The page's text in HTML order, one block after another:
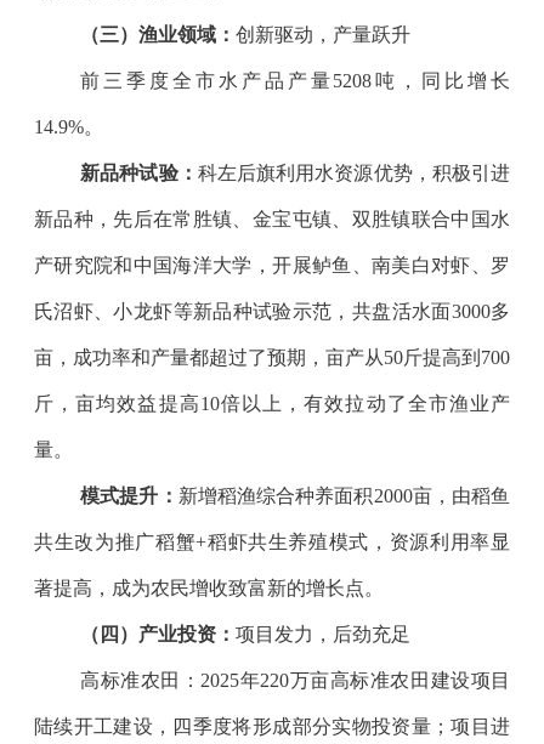
（三）渔业领域：创新驱动，产量跃升
前三季度全市水产品产量5208 吨，同比增长
14.9%。
新品种试验： 科左后旗利用水资源优势，积极引进
新品种，先后在常胜镇、金宝屯镇、双胜镇联合中国水
产研究院和中国海洋大学，开展鲈鱼、南美白对虾、罗
氏沼虾、小龙虾等新品种试验示范，共盘活水面3000多
亩，成功率和产量都超过了预期，亩产从50斤提高到 700
斤，亩均效益提高10倍以上，有效拉动了全市渔业产
量。
模式提升： 新增稻渔综合种养面积2000亩，由稻鱼
共生改为推广稻蟹+稻虾共生养殖模式，资源利用率显
著提高，成为农民增收致富新的增长点。
（四）产业投资：项目发力，后劲充足
高标准农田： 2025年220万亩高标准农田建设项目
陆续开工建设，四季度将形成部分实物投资量；项目进